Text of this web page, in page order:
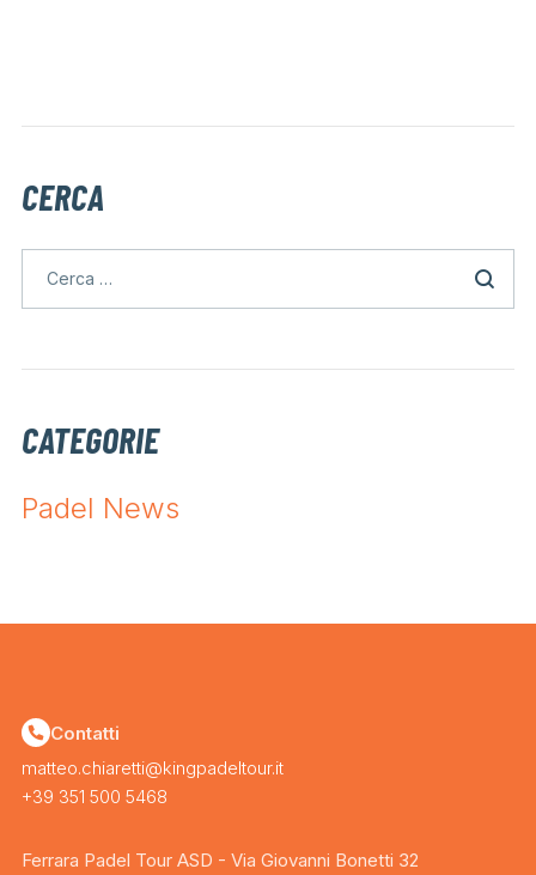
CERCA
CATEGORIE
Padel News
Contatti
matteo.chiaretti@kingpadeltour.it
+39 351 500 5468
Ferrara Padel Tour ASD - Via Giovanni Bonetti 32